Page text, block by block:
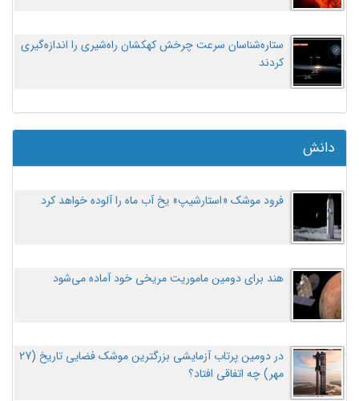
ستاره‌شناسان سرعت چرخش کهکشان راه‌شیری را اندازه‌گیری
کردند
دانش
فرود موشک «استارشیپ» یخ آب ماه را آلوده خواهد کرد
هند برای دومین ماموریت مریخی خود آماده می‌شود
در دومین پرتاب آزمایشی بزرگترین موشک فضایی تاریخ (27
مهر‌) چه اتفاقی افتاد؟